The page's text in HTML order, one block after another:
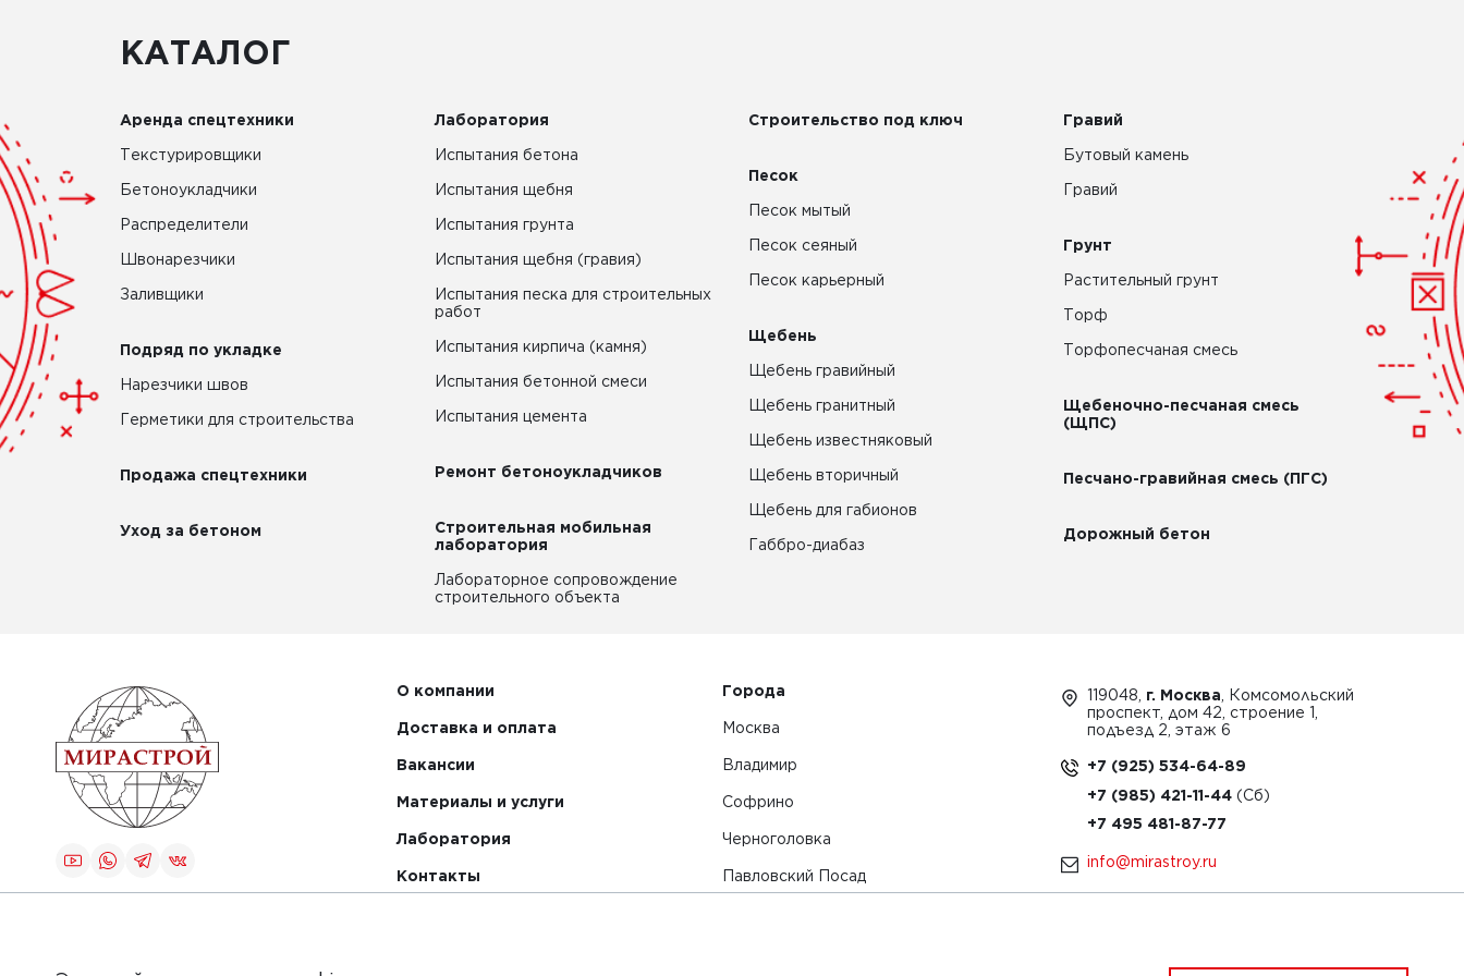
КАТАЛОГ
Аренда спецтехники
Текстурировщики
Бетоноукладчики
Распределители
Швонарезчики
Заливщики
Подряд по укладке
Нарезчики швов
Герметики для строительства
Продажа спецтехники
Уход за бетоном
Лаборатория
Испытания бетона
Испытания щебня
Испытания грунта
Испытания щебня (гравия)
Испытания песка для строительных
работ
Испытания кирпича (камня)
Испытания бетонной смеси
Испытания цемента
Ремонт бетоноукладчиков
Строительная мобильная
лаборатория
Лабораторное сопровождение
строительного объекта
Строительство под ключ
Песок
Песок мытый
Песок сеяный
Песок карьерный
Щебень
Щебень гравийный
Щебень гранитный
Щебень известняковый
Щебень вторичный
Щебень для габионов
Габбро-диабаз
Гравий
Бутовый камень
Гравий
Грунт
Растительный грунт
Торф
Торфопесчаная смесь
Щебеночно-песчаная смесь
(ЩПС)
Песчано-гравийная смесь (ПГС)
Дорожный бетон
О компании
Доставка и оплата
Вакансии
Материалы и услуги
Лаборатория
Контакты
Города
Москва
Владимир
Софрино
Черноголовка
Павловский Посад
119048, г. Москва , Комсомольский
проспект, дом 42, строение 1,
подъезд 2, этаж 6
+7 (925) 534-64-89
+7 (985) 421-11-44
+7 495 481-87-77
info@mirastroy.ru